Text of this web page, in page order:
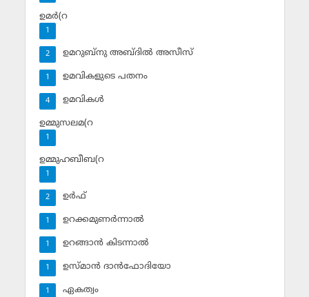
ഉമര്‍(റ
1
ഉമറുബ്‌നു അബ്ദില്‍ അസീസ്‌
2
ഉമവികളുടെ പതനം
1
ഉമവികള്‍
4
ഉമ്മുസലമ(റ
1
ഉമ്മുഹബീബ(റ
1
ഉര്‍ഫ്
2
ഉറക്കമുണര്‍ന്നാല്‍
1
ഉറങ്ങാന്‍ കിടന്നാല്‍
1
ഉസ്മാന്‍ ദാന്‍ഫോദിയോ
1
ഏകത്വം
1